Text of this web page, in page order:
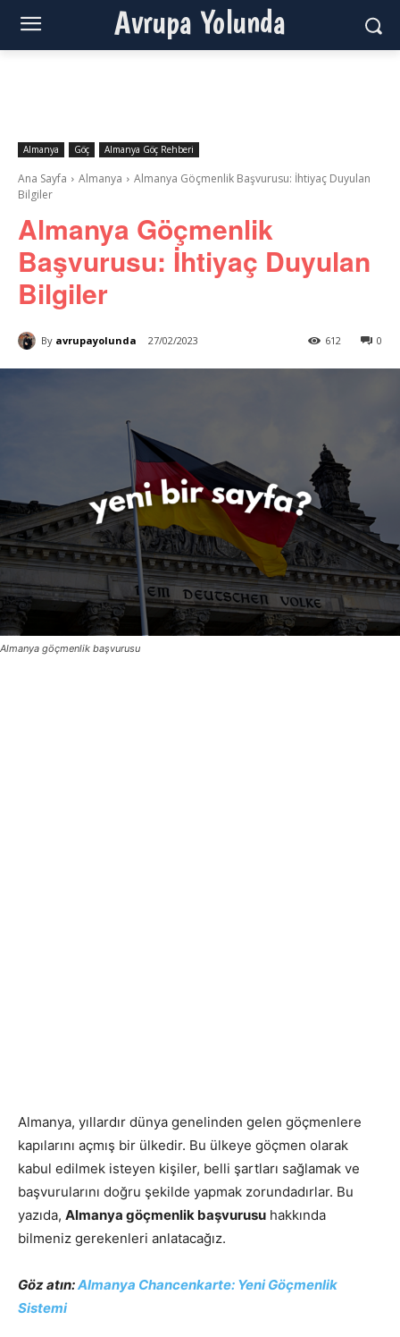
Avrupa Yolunda
Almanya Göç Almanya Göç Rehberi
Ana Sayfa Almanya
Almanya Göçmenlik Başvurusu: İhtiyaç Duyulan
Bilgiler
Almanya Göçmenlik
Başvurusu: İhtiyaç Duyulan
Bilgiler
By avrupayolunda 27/02/2023 0
612
Almanya göçmenlik başvurusu
Almanya, yıllardır dünya genelinden gelen göçmenlere
kapılarını açmış bir ülkedir. Bu ülkeye göçmen olarak
kabul edilmek isteyen kişiler, belli şartları sağlamak ve
başvurularını doğru şekilde yapmak zorundadırlar. Bu
yazıda, Almanya göçmenlik başvurusu hakkında
bilmeniz gerekenleri anlatacağız.
Göz atın:Almanya Chancenkarte: Yeni Göçmenlik
Sistemi